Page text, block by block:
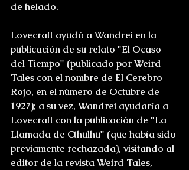
de helado.
Lovecraft ayudó a Wandrei en la
publicación de su relato "El Ocaso
del Tiempo" (publicado por Weird
Tales con el nombre de El Cerebro
Rojo, en el número de Octubre de
1927); a su vez, Wandrei ayudaría a
Lovecraft con la publicación de "La
Llamada de Cthulhu" (que había sido
previamente rechazada), visitando al
editor de la revista Weird Tales,